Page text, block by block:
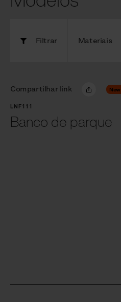
Filtrar Materiais
Compartilhar link New
LNF111
Banco de parque